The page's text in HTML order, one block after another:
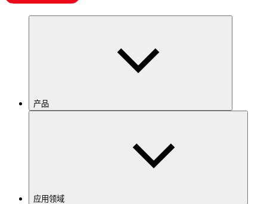
产品
应用领域